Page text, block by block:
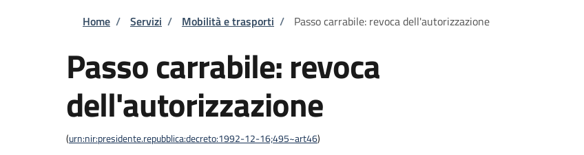
Briciole di pane
Home / Servizi / Mobilità e trasporti / Passo carrabile: revoca dell'autorizzazione
Passo carrabile: revoca
dell'autorizzazione
(urn:nir:presidente.repubblica:decreto:1992-12-16;495~art46)